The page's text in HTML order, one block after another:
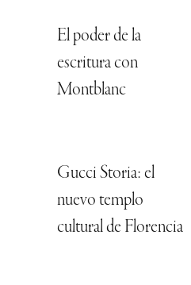
El poder de la
escritura con
Montblanc
Gucci Storia: el
nuevo templo
cultural de Florencia